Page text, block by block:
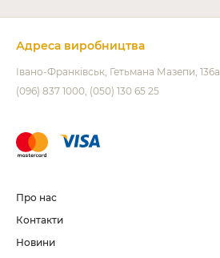
Адреса виробництва
Івано-Франківськ Гетьмана Мазепи, 136а
(096) 837 1000 (050) 130 65 25
Про нас
Контакти
Новини